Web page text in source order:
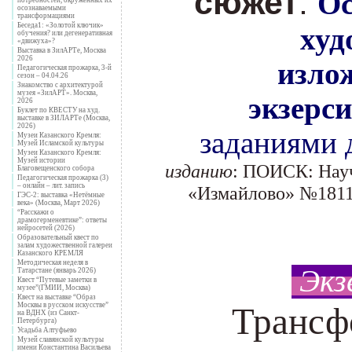
осознаваемыми
трансформациями
Беседа1: «Золотой ключик»
обучения? или дегенеративная
«движуха»?
Выставка в ЗилАРТе, Москва
2026
Педагогическая прожарка, 3-й
сезон – 04.04.26
Знакомство с архитектурой
музея «ЗилАРТ». Москва,
2026
Буклет по КВЕСТУ на худ.
выставке в ЗИЛАРТе (Москва,
2026)
Музеи Казанского Кремля:
Музей Исламской культуры
Музеи Казанского Кремля:
Музей истории
Благовещенского собора
Педагогическая прожарка (3)
– онлайн – лит. запись
ГЭС-2: выставка «Нетёмные
века» (Москва, Март 2026)
“Расскажи о
драмогерменевтике”: ответы
нейросетей (2026)
Образовательный квест по
залам художественной галереи
Казанского КРЕМЛЯ
Методическая неделя в
Татарстане (январь 2026)
Квест “Путевые заметки в
музее”(ГМИИ, Москва)
Квест на выставке “Образ
Москвы в русском искусстве”
на ВДНХ (из Санкт-
Петербурга)
Усадьба Алтуфьево
Музей славянской культуры
имени Константина Васильева
заданиями
изданию: ПОИСК:
«Измайлово»
.